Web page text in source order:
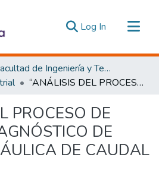
Log In (current)
Facultad de Ingeniería y Tecnologías de la Información y la Comunicación
“ANÁLISIS DEL PROCESO DE PRUEBA Y DIAGNÓSTICO DE BOMBA HIDRÁULICA DE CAUDAL VARIABLE EN RETROEXCAVADORA CATERPILLAR MODELO 416E Y SU INCIDENCIA EN LA PRODUCTIVIDAD, EN TALLERES PARA MAQUINARIA INDUSTRIAL AGRÍCOLA S.A. (TALLERES PMIASA)”.
PROCESO DE
DE
DE CAUDAL